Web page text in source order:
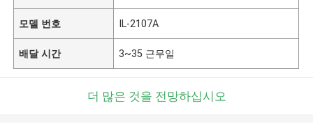
모델 번호 IL-2107A
배달 시간 3~35 근무일
더 많은 것을 전망하십시오